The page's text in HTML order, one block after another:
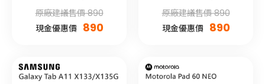
原廠建議售價 890
現金優惠價 890
原廠建議售價 890
現金優惠價 890